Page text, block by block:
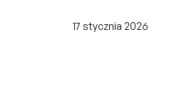
17 stycznia 2026